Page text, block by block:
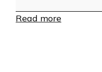
Read more